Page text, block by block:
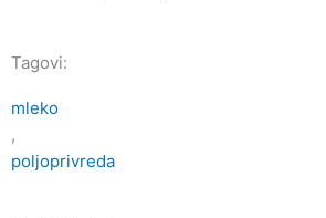
Tagovi:
mleko
,
poljoprivreda